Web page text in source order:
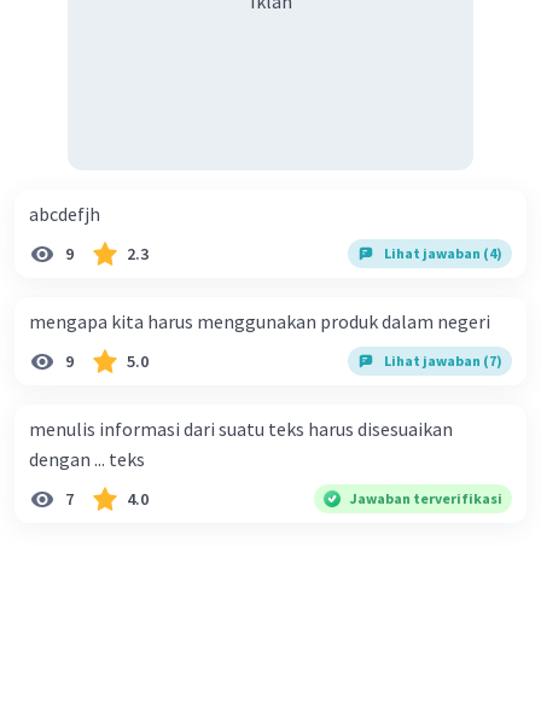
abcdefjh
9 2.3 Lihat jawaban (4)
mengapa kita harus menggunakan produk dalam negeri
9 5.0 Lihat jawaban (7)
menulis informasi dari suatu teks harus disesuaikan
dengan ... teks
7 4.0 Jawaban terverifikasi